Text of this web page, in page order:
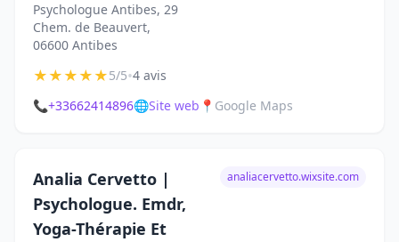
Psychologue Antibes, 29
Chem. de Beauvert,
06600 Antibes
★★★★★5/5•4 avis
📞+33662414896🌐Site web 📍 Google Maps
Analia Cervetto |
Psychologue. Emdr,
Yoga-Thérapie Et
analiacervetto.wixsite.com